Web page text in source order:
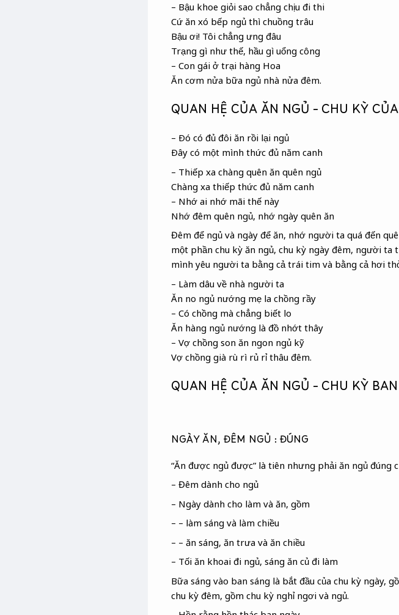
– Bậu khoe giỏi sao chẳng chịu đi thi
Cứ ăn xó bếp ngủ thì chuồng trâu
Bậu ơi! Tôi chẳng ưng đâu
Trạng gì như thế, hầu gì uổng công
– Con gái ở trại hàng Hoa
Ăn cơm nửa bữa ngủ nhà nửa đêm.
QUAN HỆ CỦA ĂN NGỦ – CHU KỲ
– Ðó có đủ đôi ăn rồi lại ngủ
Ðây có một mình thức đủ năm canh
– Thiếp xa chàng quên ăn quên ngủ
Chàng xa thiếp thức đủ năm canh
– Nhớ ai nhớ mãi thế này
Nhớ đêm quên ngủ, nhớ ngày quên ăn
Đêm để ngủ và ngày để ăn, nhớ người ta quá đến
một phần chu kỳ ăn ngủ, chu kỳ ngày đêm, người
mình yêu người ta bằng cả trái tim và bằng cả hơi
– Làm dâu về nhà người ta
Ăn no ngủ nướng mẹ la chồng rầy
– Có chồng mà chẳng biết lo
Ăn hàng ngủ nướng là đồ nhớt thây
– Vợ chồng son ăn ngon ngủ kỹ
Vợ chồng già rù rì rủ rỉ thâu đêm.
QUAN HỆ CỦA ĂN NGỦ – CHU KỲ BAN
NGÀY ĂN, ĐÊM NGỦ : ĐÚNG
“Ăn được ngủ được” là tiên nhưng phải ăn ngủ đúng
– Đêm dành cho ngủ
– Ngày dành cho làm và ăn, gồm
– – làm sáng và làm chiều
– – ăn sáng, ăn trưa và ăn chiều
– Tối ăn khoai đi ngủ, sáng ăn củ đi làm
Bữa sáng vào ban sáng là bắt đầu của chu kỳ ngày,
chu kỳ đêm, gồm chu kỳ nghỉ ngơi và ngủ.